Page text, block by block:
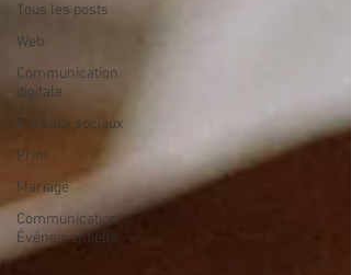
Tous les posts
Web
Communication
digitale
Réseaux sociaux
Print
Mariage
Communication
Événementielle